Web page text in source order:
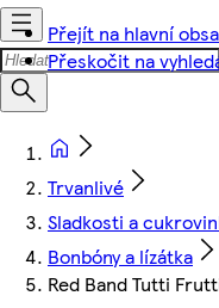
Přejít na hlavní
Přeskočit na
Trvanlivé
Sladkosti a
Bonbóny a lízátka
Red Band Tutti